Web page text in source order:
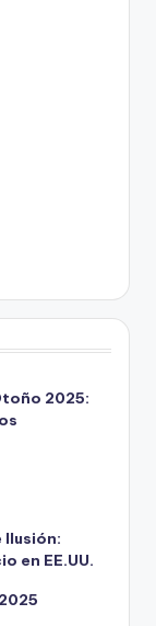
2025:
Ilusión:
en EE.UU.